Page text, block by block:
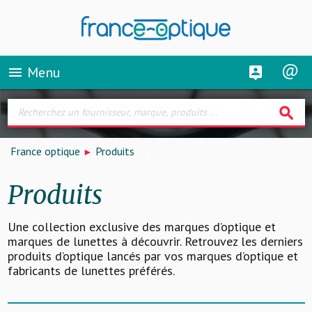
menu Menu
search
France optique Produits
Produits
Une collection exclusive des marques d’optique et
marques de lunettes à découvrir. Retrouvez les derniers
produits d’optique lancés par vos marques d’optique et
fabricants de lunettes préférés.